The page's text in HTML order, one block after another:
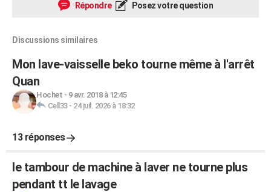
Répondre Posez votre question
Discussions similaires
Mon lave-vaisselle beko tourne même à l'arrêt
Quan
Hochet - 9 avr. 2018 à 12:45
Cell33- 24 juil. 2026 à 18:32
13 réponses
le tambour de machine à laver ne tourne plus
pendant tt le lavage